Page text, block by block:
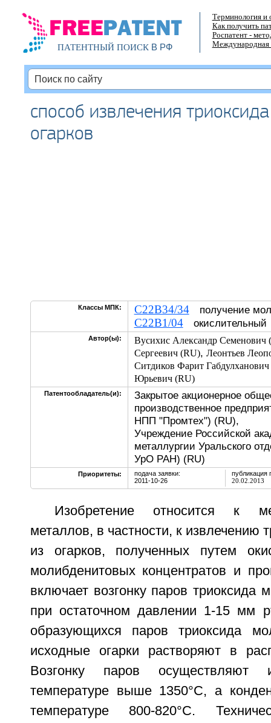
ПАТЕНТНЫЙ ПОИСКВ РФ
Терминология и
Как получить
Роспатент -
Международная
способ извлечения
огарков
Классы МПК: C22B34/34получение
C22B1/04
Автор(ы):
Вусихис Александр Семенович
Сергеевич (RU), Леонтьев
Ситдиков Фарит
Юрьевич (RU)
Патентообладатель(и):
Закрытое акционерное
производственное
НПП "Промтех") (RU),
Учреждение Российской
металлургии Уральского
УрО РАН) (RU)
Приоритеты:
подача заявки:
2011-10-26
публикация
20.02.2013
Изобретение относится к
металлов, в частности, к извлечению
из огарков, полученных путем
молибденитовых концентратов и
включает возгонку паров триоксида
при остаточном давлении 1-15 мм
образующихся паров триоксида
исходные огарки растворяют в
Возгонку паров
температуре выше 1350°С, а
температуре 800-820°С.